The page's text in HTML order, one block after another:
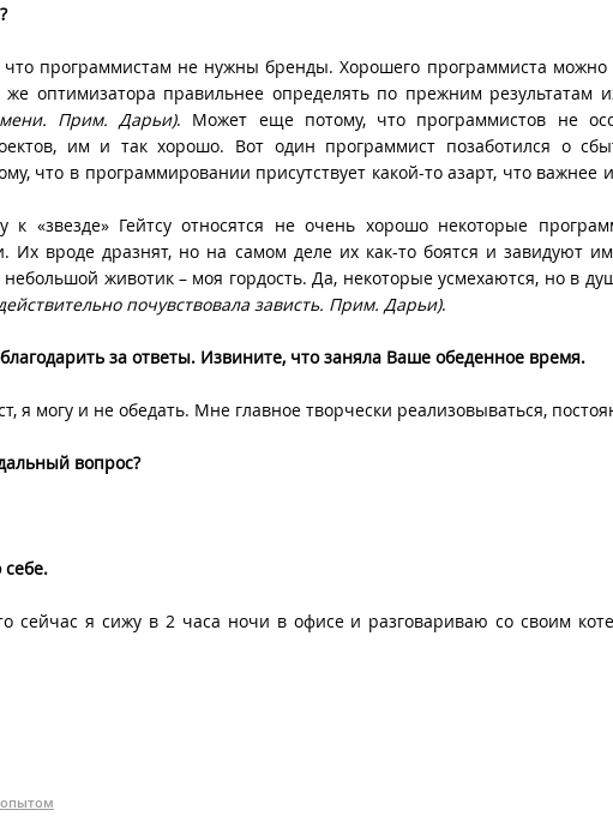
программистам не нужны бренды. Хорошего программиста можно
оптимизатора правильнее определять по прежним результатам
Прим. Дарьи). Может еще потому, что программистов не
им и так хорошо. Вот один программист позаботился о
что в программировании присутствует какой-то азарт, что важнее
к «звезде» Гейтсу относятся не очень хорошо некоторые
вроде дразнят, но на самом деле их как-то боятся и завидуют
животик – моя гордость. Да, некоторые усмехаются, но в
почувствовала зависть. Прим. Дарьи).
за ответы. Извините, что заняла Ваше обеденное время.
я могу и не обедать. Мне главное творчески реализовываться,
вопрос?
себе.
сейчас я сижу в 2 часа ночи в офисе и разговариваю со своим